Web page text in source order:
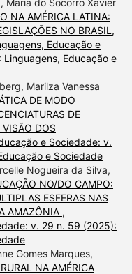
NA AMÉRICA LATINA:
NO BRASIL,
Educação e
Educação e
Marilza Vanessa
DE MODO
DE
VISÃO DOS
e Sociedade: v.
e Sociedade
Nogueira da Silva,
NO/DO CAMPO:
ESFERAS NAS
AMAZÔNIA ,
v. 29 n. 59 (2025):
Gomes Marques,
NA AMÉRICA